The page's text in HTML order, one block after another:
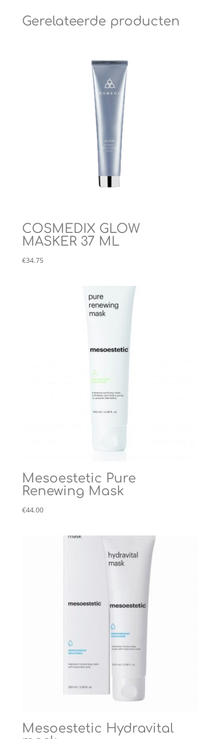
Gerelateerde producten
COSMEDIX GLOW
MASKER 37 ML
€34.75
Mesoestetic Pure
Renewing Mask
€44.00
Mesoestetic Hydravital